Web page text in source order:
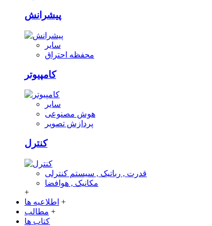
پیشرانش
سایر
محفظه احتراق
کامپیوتر
سایر
هوش مصنوعی
پردازش تصویر
کنترل
قدرت , رباتیک , سیستم کنترلی
مکانیک , هوافضا
+
اطلاعیه ها +
مطالب +
کتاب ها